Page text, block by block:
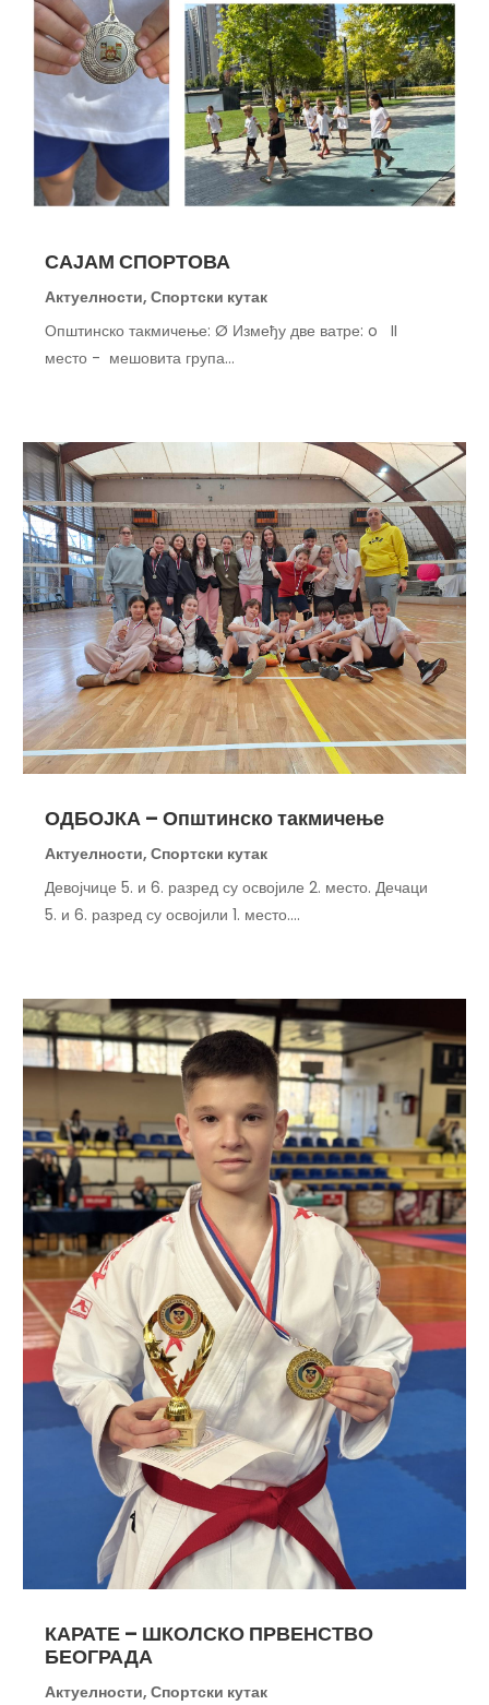
САЈАМ СПОРТОВА
Актуелности,Спортски кутак
Општинско такмичење: Ø Између две ватре: o II
место - мешовита група...
ОДБОЈКА – Општинско такмичење
Актуелности,Спортски кутак
Девојчице 5. и 6. разред су освојиле 2. место. Дечаци
5. и 6. разред су освојили 1. место....
КАРАТЕ – ШКОЛСКО ПРВЕНСТВО
БЕОГРАДА
Актуелности,Спортски кутак